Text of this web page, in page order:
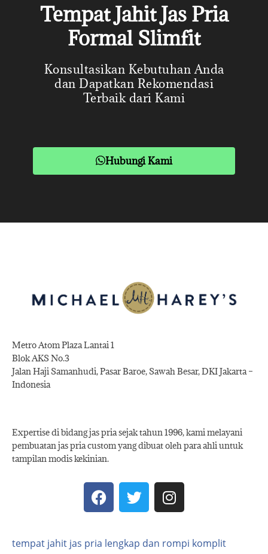
Tempat Jahit Jas Pria
Formal Slimfit
Konsultasikan Kebutuhan Anda
dan Dapatkan Rekomendasi
Terbaik dari Kami
Hubungi Kami
Metro Atom Plaza Lantai 1
Blok AKS No.3
Jalan Haji Samanhudi, Pasar Baroe, Sawah Besar, DKI Jakarta –
Indonesia
Expertise di bidang jas pria sejak tahun 1996, kami melayani
pembuatan jas pria custom yang dibuat oleh para ahli untuk
tampilan modis kekinian.
tempat jahit jas pria lengkap dan rompi komplit